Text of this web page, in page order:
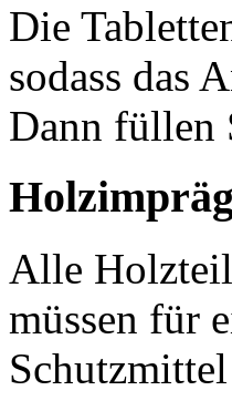
Die
sodass das
Dann füllen
Alle
müssen für